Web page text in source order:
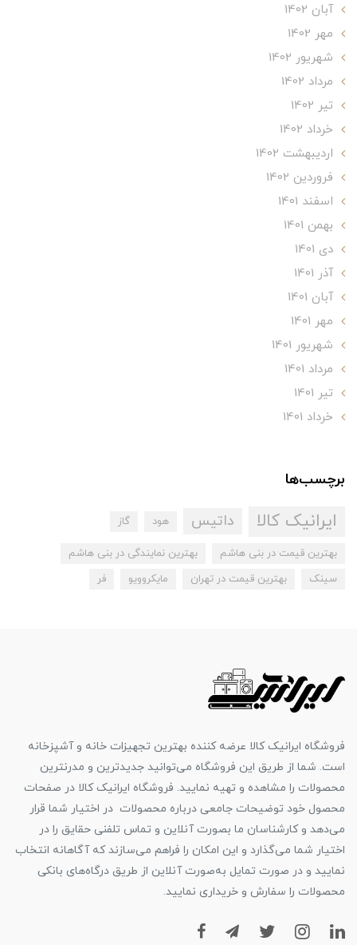
آبان 1402
مهر 1402
شهریور 1402
مرداد 1402
تير 1402
خرداد 1402
ارديبهشت 1402
فروردین 1402
اسفند 1401
بهمن 1401
دی 1401
آذر 1401
آبان 1401
مهر 1401
شهریور 1401
مرداد 1401
تير 1401
خرداد 1401
برچسب‌ها
ایرانیک کالا داتیس هود گاز
بهترین قیمت در بنی هاشم
بهترین نمایندگی در بنی هاشم
سینک
بهترین قیمت در تهران مایکروویو فر
فروشگاه ایرانیک کالا عرضه کننده بهترین تجهیزات خانه و آشپزخانه
است. شما از طریق این فروشگاه می‌توانید جدیدترین و مدرنترین
محصولات را مشاهده و تهیه نمایید. فروشگاه ایرانیک کالا در صفحات
محصول خود توضیحات جامعی درباره محصولات در اختیار شما قرار
می‌دهد و کارشناسان ما بصورت آنلاین و تماس تلفنی حقایق را در
اختیار شما می‌گذارد و این امکان را فراهم می‌سازند که آگاهانه انتخاب
نمایید و در صورت تمایل به‌صورت آنلاین از طریق درگاه‌های بانکی
محصولات را سفارش و خریداری نمایید.